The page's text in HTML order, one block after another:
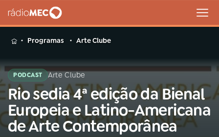
MENU
Buscar
na
Rádio
MEC
Buscar
Programas Arte Clube
PODCAST Arte Clube
Rio sedia 4ª edição da Bienal
Europeia e Latino-Americana
de Arte Contemporânea